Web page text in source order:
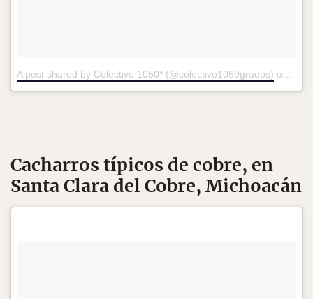
A post shared by Colectivo 1050* (@colectivo1050grados) on Apr
Cacharros típicos de cobre, en
Santa Clara del Cobre, Michoacán